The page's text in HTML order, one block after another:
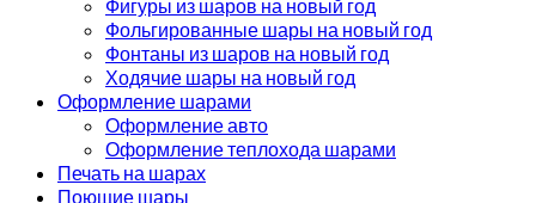
Фигуры из шаров на новый год
Фольгированные шары на новый год
Фонтаны из шаров на новый год
Ходячие шары на новый год
Оформление шарами
Оформление авто
Оформление теплохода шарами
Печать на шарах
Поющие шары